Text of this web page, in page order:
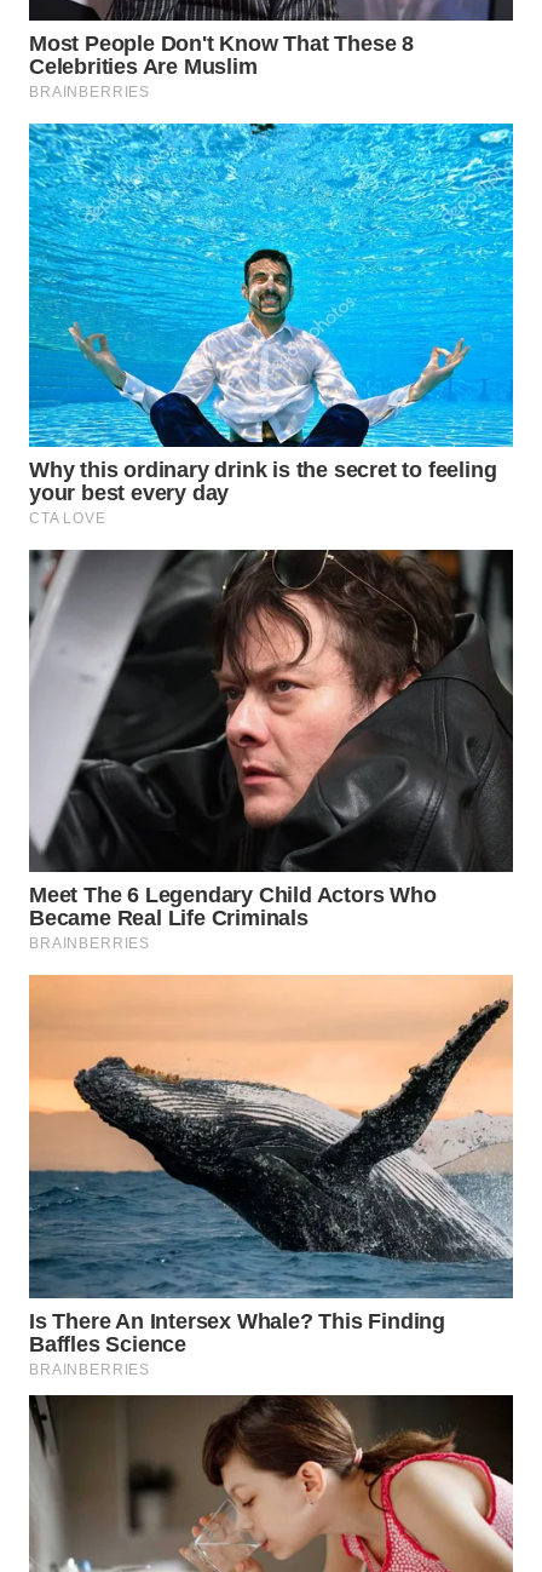
BOGOR
WN
DEPOK
WN
TAPANULI
UTARA
WN
SAMOSIR
WN
PADANG
LAWAS
WN
SUMEDANG
WN
CIANJUR
KEPULAUAN
SERIBU
WN
TANGERANG
WN
BINJAI
INDRAMAYU
KUNINGAN
WN
MAJALENGKA
WN
SUBANG
SUKABUMI
PURWAKARTA